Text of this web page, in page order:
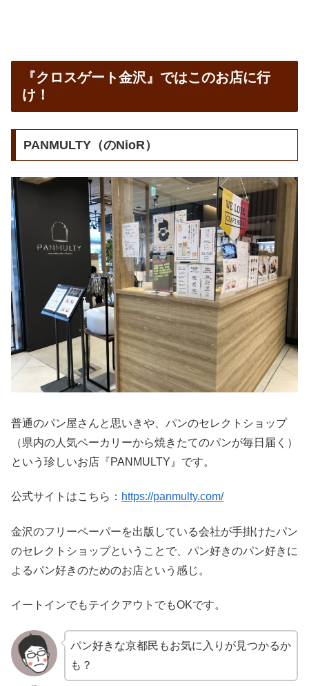
『クロスゲート金沢』ではこのお店に行
け！
PANMULTY（のNioR）
普通のパン屋さんと思いきや、パンのセレクトショップ
（県内の人気ベーカリーから焼きたてのパンが毎日届く）
という珍しいお店『PANMULTY』です。
公式サイトはこちら： https://panmulty.com/
金沢のフリーペーパーを出版している会社が手掛けたパン
のセレクトショップということで、パン好きのパン好きに
よるパン好きのためのお店という感じ。
イートインでもテイクアウトでもOKです。
パン好きな京都民もお気に入りが見つかるか
も？